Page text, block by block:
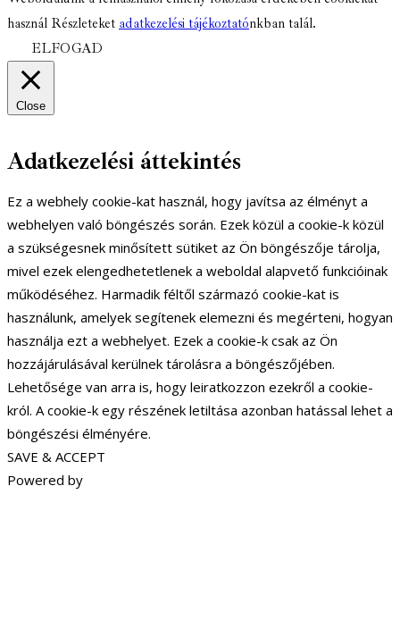
használ Részleteket adatkezelési tájékoztatónkban talál.
ELFOGAD
Close
Adatkezelési áttekintés
Ez a webhely cookie-kat használ, hogy javítsa az élményt a
webhelyen való böngészés során. Ezek közül a cookie-k közül
a szükségesnek minősített sütiket az Ön böngészője tárolja,
mivel ezek elengedhetetlenek a weboldal alapvető funkcióinak
működéséhez. Harmadik féltől származó cookie-kat is
használunk, amelyek segítenek elemezni és megérteni, hogyan
használja ezt a webhelyet. Ezek a cookie-k csak az Ön
hozzájárulásával kerülnek tárolásra a böngészőjében.
Lehetősége van arra is, hogy leiratkozzon ezekről a cookie-
król. A cookie-k egy részének letiltása azonban hatással lehet a
böngészési élményére.
SAVE & ACCEPT
Powered by